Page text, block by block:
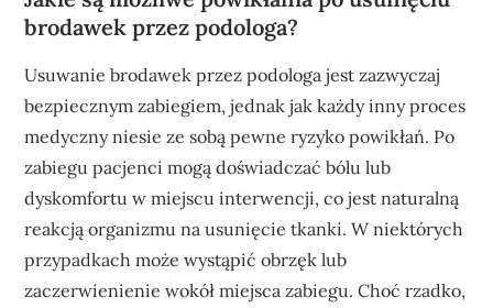
brodawek przez podologa?
Usuwanie brodawek przez podologa jest zazwyczaj
bezpiecznym zabiegiem, jednak jak każdy inny proces
medyczny niesie ze sobą pewne ryzyko powikłań. Po
zabiegu pacjenci mogą doświadczać bólu lub
dyskomfortu w miejscu interwencji, co jest naturalną
reakcją organizmu na usunięcie tkanki. W niektórych
przypadkach może wystąpić obrzęk lub
zaczerwienienie wokół miejsca zabiegu. Choć rzadko,